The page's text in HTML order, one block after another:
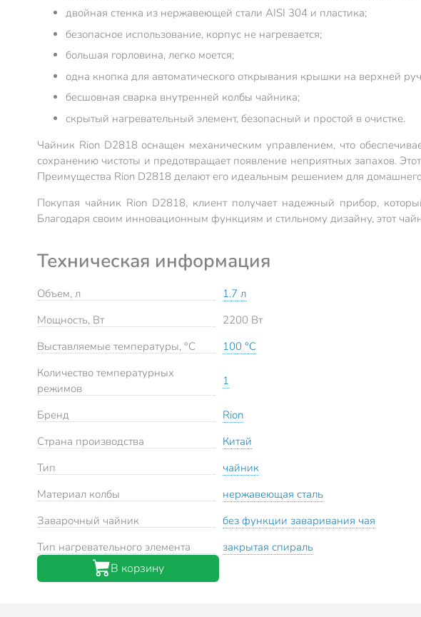
двойная стенка из нержавеющей стали AISI 304 и пластика;
безопасное использование, корпус не нагревается;
большая горловина, легко моется;
одна кнопка для автоматического открывания крышки на верхней
бесшовная сварка внутренней колбы чайника;
скрытый нагревательный элемент, безопасный и простой в очистке.
Чайник Rion D2818 оснащен механическим управлением, что
сохранению чистоты и предотвращает появление неприятных запахов.
Преимущества Rion D2818 делают его идеальным решением для
Покупая чайник Rion D2818, клиент получает надежный прибор,
Благодаря своим инновационным функциям и стильному дизайну, этот
Техническая информация
Объем, л
1.7 л
Мощность, Вт
2200 Вт
Выставляемые температуры, °С
100 °С
Количество температурных
режимов
1
Бренд
Rion
Страна производства
Китай
Тип
чайник
Материал колбы
нержавеющая сталь
Заварочный чайник
без функции заваривания чая
Тип нагревательного элемента
закрытая спираль
В корзину